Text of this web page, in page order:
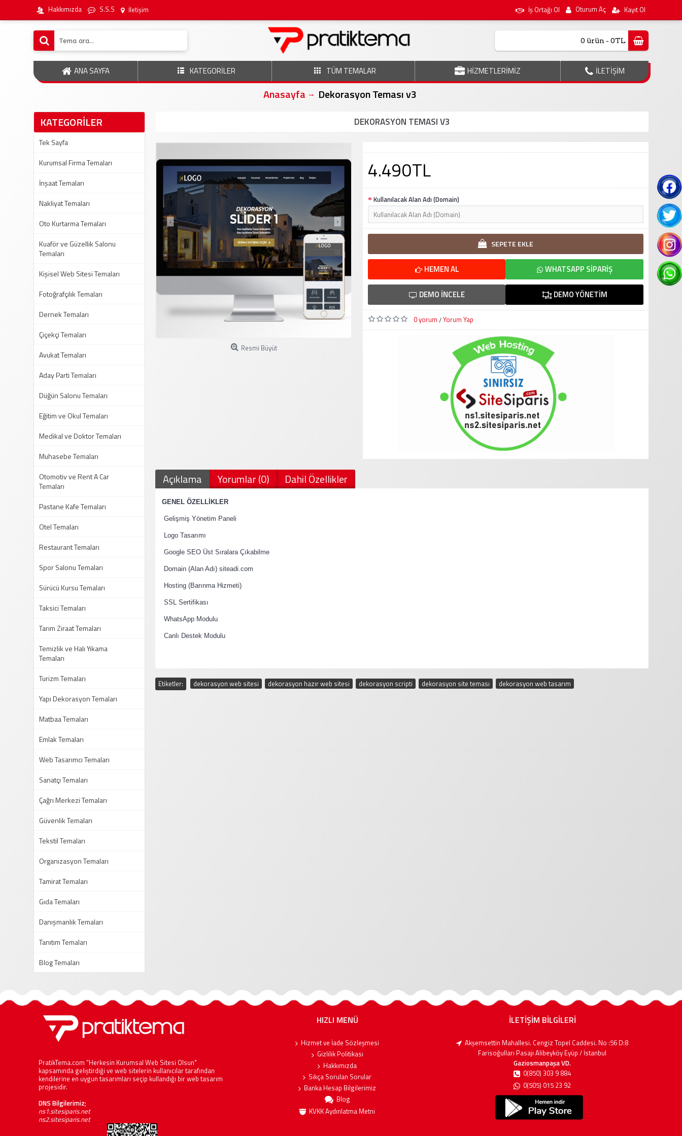
Hakkımızda S.S.S İletişim İş Ortağı Ol Oturum Aç Kayıt Ol
0 ürün - 0TL
ANA SAYFA KATEGORİLER TÜM TEMALAR HİZMETLERİMİZ İLETİŞİM
Anasayfa
Dekorasyon Teması v3
KATEGORİLER
Tek Sayfa
Kurumsal Firma Temaları
İnşaat Temaları
Nakliyat Temaları
Oto Kurtarma Temaları
Kuaför ve Güzellik Salonu
Temaları
Kişisel Web Sitesi Temaları
Fotoğrafçılık Temaları
Dernek Temaları
Çiçekçi Temaları
Avukat Temaları
Aday Parti Temaları
Düğün Salonu Temaları
Eğitim ve Okul Temaları
Medikal ve Doktor Temaları
Muhasebe Temaları
Otomotiv ve Rent A Car
Temaları
Pastane Kafe Temaları
Otel Temaları
Restaurant Temaları
Spor Salonu Temaları
Sürücü Kursu Temaları
Taksici Temaları
Tarım Ziraat Temaları
Temizlik ve Halı Yıkama
Temaları
Turizm Temaları
Yapı Dekorasyon Temaları
Matbaa Temaları
Emlak Temaları
Web Tasarımcı Temaları
Sanatçı Temaları
Çağrı Merkezi Temaları
Güvenlik Temaları
Tekstil Temaları
Organizasyon Temaları
Tamirat Temaları
Gıda Temaları
Danışmanlık Temaları
Tanıtım Temaları
Blog Temaları
DEKORASYON TEMASI V3
Resmi Büyüt
4.490TL
Kullanılacak Alan Adı (Domain)
SEPETE EKLE
HEMEN AL WHATSAPP SIPARIŞ
DEMO İNCELE DEMO YÖNETIM
0 yorum /Yorum Yap
Açıklama Yorumlar (0) Dahil Özellikler
GENEL ÖZELLİKLER
Gelişmiş Yönetim Paneli
Logo Tasarımı
Google SEO Üst Sıralara Çıkabilme
Domain (Alan Adı) siteadi.com
Hosting (Barınma Hizmeti)
SSL Sertifikası
WhatsApp Modulu
Canlı Destek Modulu
Etiketler: dekorasyon web sitesi dekorasyon hazır web sitesi dekorasyon scripti dekorasyon site teması dekorasyon web tasarım
PratikTema.com "Herkesin Kurumsal Web Sitesi Olsun"
kapsamında geliştirdiği ve web sitelerin kullanıcılar tarafından
kendilerine en uygun tasarımları seçip kullandığı bir web tasarım
projesidir.
DNS Bilgilerimiz;
ns1.sitesiparis.net
ns2.sitesiparis.net
HIZLI MENÜ
Hizmet ve İade Sözleşmesi
Gizlilik Politikası
Hakkımızda
Sıkça Sorulan Sorular
Banka Hesap Bilgilerimiz
Blog
KVKK Aydınlatma Metni
İLETİŞİM BİLGİLERİ
Akşemsettin Mahallesi. Cengiz Topel Caddesi. No :56 D:8
Farisoğulları Pasajı Alibeyköy Eyüp / İstanbul
Gaziosmanpaşa VD.
0(850) 303 9 884
0(505) 015 23 92